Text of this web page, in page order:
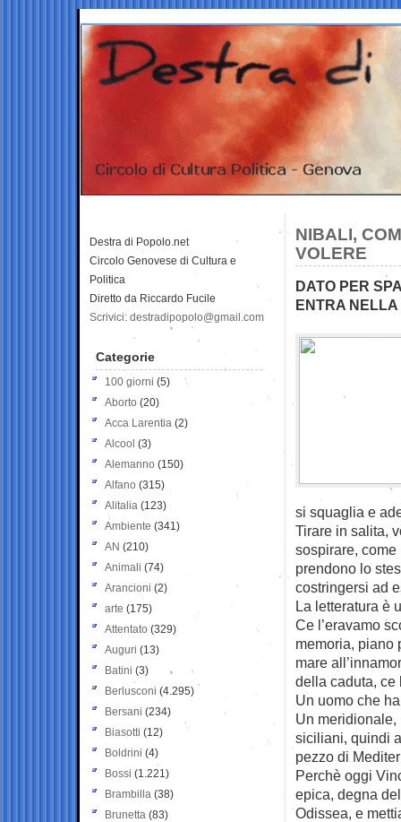
NIBALI,
VOLERE
DATO PER
ENTRA
si squaglia e
Tirare in salita,
sospirare,
prendono lo
costringersi ad
La letteratura è
Ce l’eravamo
memoria, piano
mare
della caduta, ce
Un uomo che
Un meridionale,
siciliani, quindi
pezzo di
Perchè oggi
epica, degna
Odissea, e
Destra di Popolo.net
Circolo Genovese di Cultura e
Politica
Diretto da Riccardo Fucile
Scrivici: destradipopolo@gmail.com
Categorie
100 giorni (5)
Aborto (20)
Acca Larentia (2)
Alcool (3)
Alemanno (150)
Alfano (315)
Alitalia (123)
Ambiente (341)
AN (210)
Animali (74)
Arancioni (2)
arte (175)
Attentato (329)
Auguri (13)
Batini (3)
Berlusconi (4.295)
Bersani (234)
Biasotti (12)
Boldrini (4)
Bossi (1.221)
Brambilla (38)
Brunetta (83)